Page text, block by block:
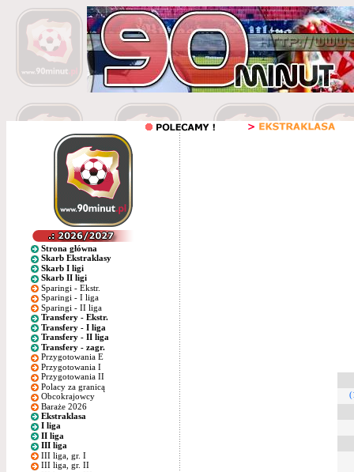
Strona główna
Skarb Ekstraklasy
Skarb I ligi
Skarb II ligi
Sparingi - Ekstr.
Sparingi - I liga
Sparingi - II liga
Transfery - Ekstr.
Transfery - I liga
Transfery - II liga
Transfery - zagr.
Przygotowania E
Przygotowania I
Przygotowania II
Polacy za granicą
Obcokrajowcy
Baraże 2026
Ekstraklasa
I liga
II liga
III liga
III liga, gr. I
III liga, gr. II